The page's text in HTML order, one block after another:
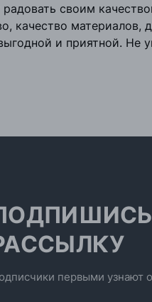
своим
качество материалов,
и приятной. Не
первыми узнают